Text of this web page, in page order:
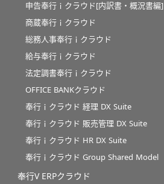
申告奉行ｉクラウド[内訳書・概況書編]
商蔵奉行ｉクラウド
総務人事奉行ｉクラウド
給与奉行ｉクラウド
法定調書奉行ｉクラウド
OFFICE BANKクラウド
奉行ｉクラウド 経理 DX Suite
奉行ｉクラウド 販売管理 DX Suite
奉行ｉクラウド HR DX Suite
奉行ｉクラウド Group Shared Model
奉行V ERPクラウド